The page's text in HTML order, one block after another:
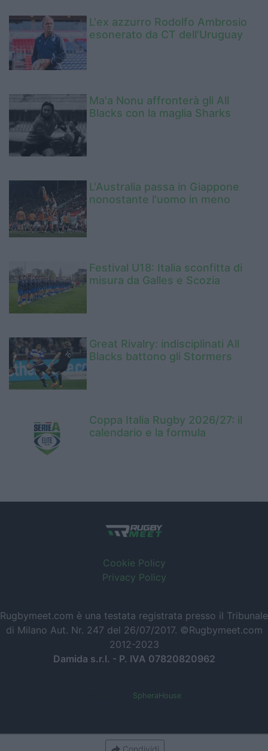
L'ex azzurro Rodolfo Ambrosio
esonerato da CT dell'Uruguay
Ma'a Nonu affronterà gli All
Blacks con la maglia Sharks
L'Australia passa in Giappone
nonostante l'uomo in meno
Festival U18: Italia sconfitta di
misura da Galles e Scozia
Great Rivalry: indisciplinati All
Blacks battono gli Stormers
Coppa Italia Rugby 2026/27: il
calendario e la formula
Cookie Policy
Privacy Policy
Rugbymeet.com è una testata registrata presso il Tribunale
di Milano Aut. Nr. 247 del 26/07/2017. ©Rugbymeet.com
2012-2023
Damida s.r.l. - P. IVA 07820820962
SpheraHouse
Condividi